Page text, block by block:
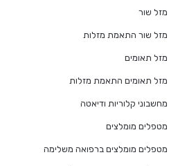
מזל שור
מזל שור התאמת מזלות
מזל תאומים
מזל תאומים התאמת מזלות
מחשבוני קלוריות ודיאטה
מטפלים מומלצים
מטפלים מומלצים ברפואה משלימה